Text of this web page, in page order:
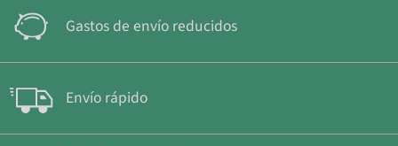
Gastos de envío reducidos
Envío rápido